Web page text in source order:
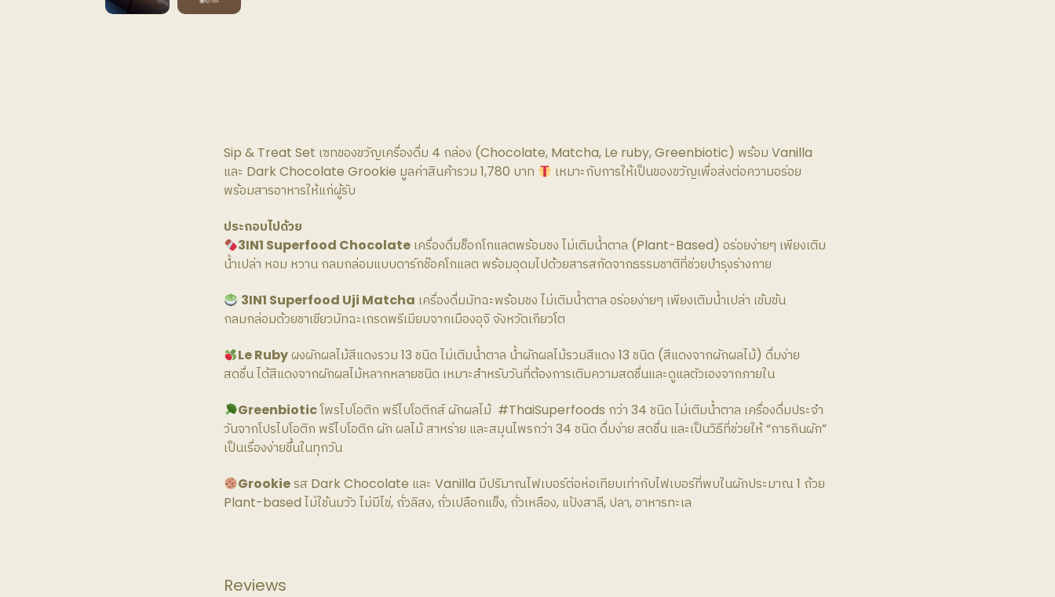
Sip & Treat Set เซทของขวัญ​เครื่องดื่ม 4 กล่อง (Chocolate, Matcha, Le ruby, Greenbiotic) พร้อม Vanilla
และ Dark Chocolate Grookie มูลค่าสินค้ารวม 1,780 บาท
เหมาะกับการให้เป็นของขวัญเพื่อส่งต่อความอร่อย
พร้อมสารอาหารให้แก่ผู้รับ
ประกอบไปด้วย
3IN1 Superfood Chocolateเครื่องดื่มช็อกโกแลตพร้อมชง ไม่เติมน้ำตาล (Plant-Based) อร่อยง่ายๆ เพียงเติม
น้ำเปล่า หอม หวาน กลมกล่อมแบบดาร์กช๊อคโกแลต พร้อมอุดมไปด้วยสารสกัดจากธรรมชาติที่ช่วยบำรุงร่างกาย
3IN1 Superfood Uji Matcha เครื่องดื่มมัทฉะพร้อมชง ไม่เติมน้ำตาล อร่อยง่ายๆ เพียงเติมน้ำเปล่า เข้มข้น
กลมกล่อมด้วยชาเขียวมัทฉะเกรดพรีเมียมจากเมืองอุจิ จังหวัดเกียวโต
Le Rubyผงผักผลไม้สีแดงรวม 13 ชนิด ไม่เติมน้ำตาล น้ำผักผลไม้รวมสีแดง 13 ชนิด (สีแดงจากผักผลไม้) ดื่มง่าย
สดชื่น ได้สีแดงจากผักผลไม้หลากหลายชนิด เหมาะสำหรับวันที่ต้องการเติมความสดชื่นและดูแลตัวเองจากภายใน
Greenbioticโพรไบโอติก พรีไบโอติกส์ ผักผลไม้ #ThaiSuperfoods กว่า 34 ชนิด ไม่เติมน้ำตาล เครื่องดื่มประจำ
วันจากโปรไบโอติก พรีไบโอติก ผัก ผลไม้ สาหร่าย และสมุนไพรกว่า 34 ชนิด ดื่มง่าย สดชื่น และเป็นวิธีที่ช่วยให้ “การกินผัก”
เป็นเรื่องง่ายขึ้นในทุกวัน
Grookieรส Dark Chocolate และ Vanilla มีปริมาณไฟเบอร์ต่อห่อเทียบเท่ากับไฟเบอร์ที่พบในผักประมาณ 1 ถ้วย
Plant-based ไม่ใช้นมวัว ไม่มีไข่, ถั่วลิสง, ถั่วเปลือกแข็ง, ถั่วเหลือง, แป้งสาลี, ปลา, อาหารทะเล
Reviews